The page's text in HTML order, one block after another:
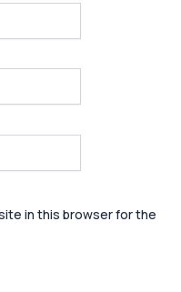
in this browser for the